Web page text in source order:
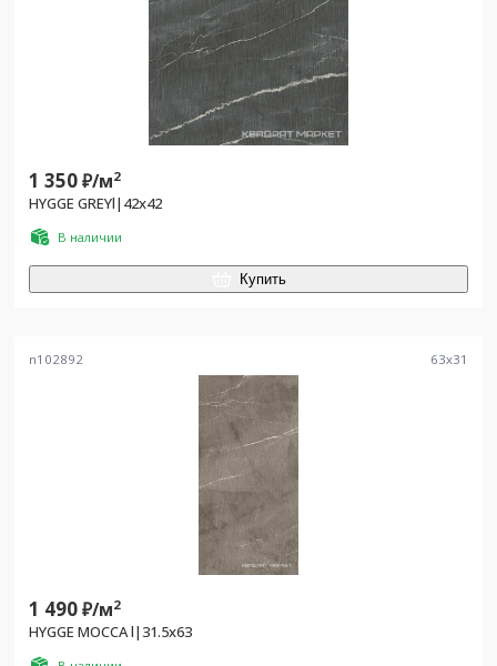
1 350₽/м2
HYGGE GREYl|42x42
В наличии
Купить
n102892 63x31
1 490₽/м2
HYGGE MOCCA l|31.5x63